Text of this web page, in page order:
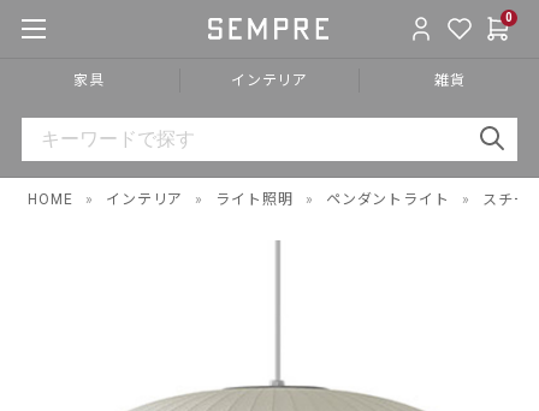
0
家具 インテリア 雑貨
HOME » インテリア » ライト照明 » ペンダントライト » スチー